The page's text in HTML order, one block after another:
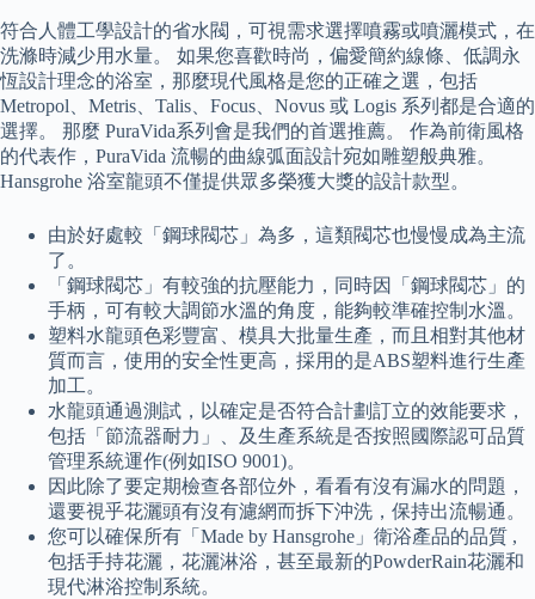
符合人體工學設計的省水閥，可視需求選擇噴霧或噴灑模式，在
洗滌時減少用水量。 如果您喜歡時尚，偏愛簡約線條、低調永
恆設計理念的浴室，那麼現代風格是您的正確之選，包括
Metropol、Metris、Talis、Focus、Novus 或 Logis 系列都是合適的
選擇。 那麼 PuraVida系列會是我們的首選推薦。 作為前衛風格
的代表作，PuraVida 流暢的曲線弧面設計宛如雕塑般典雅。
Hansgrohe 浴室龍頭不僅提供眾多榮獲大獎的設計款型。
由於好處較「鋼球閥芯」為多，這類閥芯也慢慢成為主流
了。
「鋼球閥芯」有較強的抗壓能力，同時因「鋼球閥芯」的
手柄，可有較大調節水溫的角度，能夠較準確控制水溫。
塑料水龍頭色彩豐富、模具大批量生產，而且相對其他材
質而言，使用的安全性更高，採用的是ABS塑料進行生產
加工。
水龍頭通過測試，以確定是否符合計劃訂立的效能要求，
包括「節流器耐力」、及生產系統是否按照國際認可品質
管理系統運作(例如ISO 9001)。
因此除了要定期檢查各部位外，看看有沒有漏水的問題，
還要視乎花灑頭有沒有濾網而拆下沖洗，保持出流暢通。
您可以確保所有「Made by Hansgrohe」衛浴產品的品質 ,
包括手持花灑，花灑淋浴，甚至最新的PowderRain花灑和
現代淋浴控制系統。